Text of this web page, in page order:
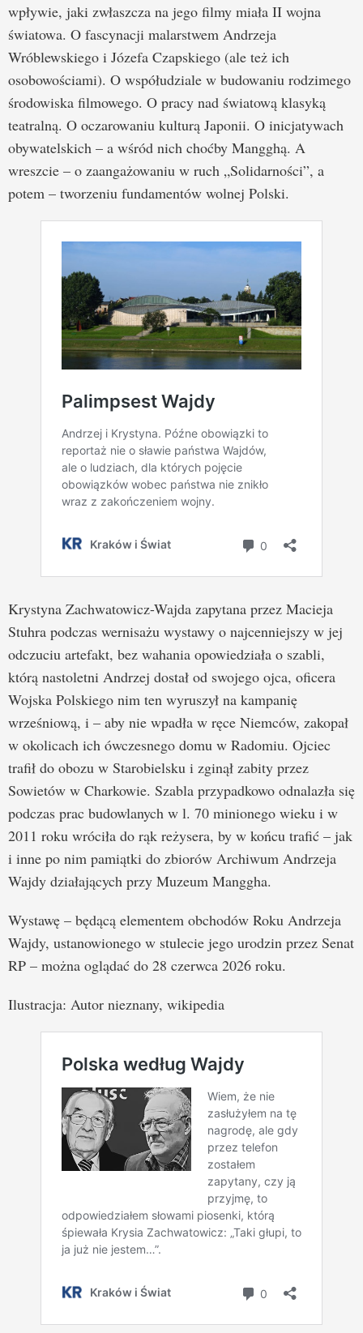
wpływie, jaki zwłaszcza na jego filmy miała II wojna
światowa. O fascynacji malarstwem Andrzeja
Wróblewskiego i Józefa Czapskiego (ale też ich
osobowościami). O współudziale w budowaniu rodzimego
środowiska filmowego. O pracy nad światową klasyką
teatralną. O oczarowaniu kulturą Japonii. O inicjatywach
obywatelskich – a wśród nich choćby Mangghą. A
wreszcie – o zaangażowaniu w ruch „Solidarności”, a
potem – tworzeniu fundamentów wolnej Polski.
Krystyna Zachwatowicz-Wajda zapytana przez Macieja
Stuhra podczas wernisażu wystawy o najcenniejszy w jej
odczuciu artefakt, bez wahania opowiedziała o szabli,
którą nastoletni Andrzej dostał od swojego ojca, oficera
Wojska Polskiego nim ten wyruszył na kampanię
wrześniową, i – aby nie wpadła w ręce Niemców, zakopał
w okolicach ich ówczesnego domu w Radomiu. Ojciec
trafił do obozu w Starobielsku i zginął zabity przez
Sowietów w Charkowie. Szabla przypadkowo odnalazła się
podczas prac budowlanych w l. 70 minionego wieku i w
2011 roku wróciła do rąk reżysera, by w końcu trafić – jak
i inne po nim pamiątki do zbiorów Archiwum Andrzeja
Wajdy działających przy Muzeum Manggha.
Wystawę – będącą elementem obchodów Roku Andrzeja
Wajdy, ustanowionego w stulecie jego urodzin przez Senat
RP – można oglądać do 28 czerwca 2026 roku.
Ilustracja: Autor nieznany, wikipedia